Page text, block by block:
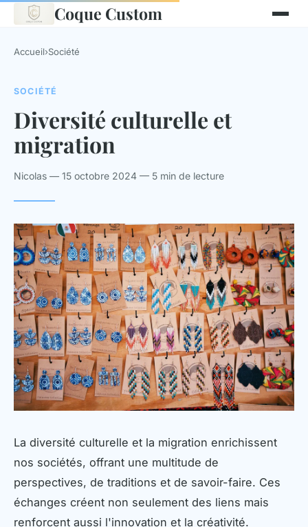
Coque Custom
Accueil›Société
SOCIÉTÉ
Diversité culturelle et
migration
Nicolas — 15 octobre 2024 — 5 min de lecture
La diversité culturelle et la migration enrichissent
nos sociétés, offrant une multitude de
perspectives, de traditions et de savoir-faire. Ces
échanges créent non seulement des liens mais
renforcent aussi l'innovation et la créativité.